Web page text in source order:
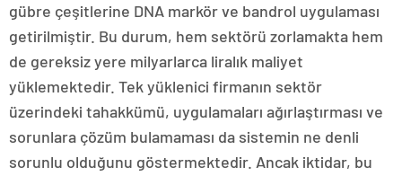
gübre çeşitlerine DNA markör ve bandrol uygulaması
getirilmiştir. Bu durum, hem sektörü zorlamakta hem
de gereksiz yere milyarlarca liralık maliyet
yüklemektedir. Tek yüklenici firmanın sektör
üzerindeki tahakkümü, uygulamaları ağırlaştırması ve
sorunlara çözüm bulamaması da sistemin ne denli
sorunlu olduğunu göstermektedir. Ancak iktidar, bu